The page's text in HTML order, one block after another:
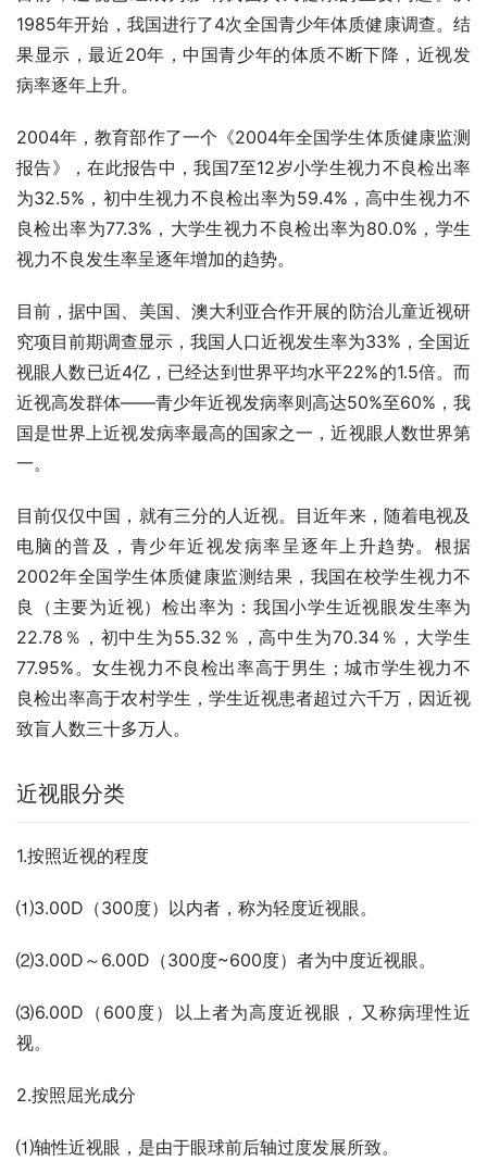
1985年开始，我国进行了4次全国青少年体质健康调查。结
果显示，最近20年，中国青少年的体质不断下降，近视发
病率逐年上升。
2004年，教育部作了一个《2004年全国学生体质健康监测
报告》，在此报告中，我国7至12岁小学生视力不良检出率
为32.5%，初中生视力不良检出率为59.4%，高中生视力不
良检出率为77.3%，大学生视力不良检出率为80.0%，学生
视力不良发生率呈逐年增加的趋势。
目前，据中国、美国、澳大利亚合作开展的防治儿童近视研
究项目前期调查显示，我国人口近视发生率为33%，全国近
视眼人数已近4亿，已经达到世界平均水平22%的1.5倍。而
近视高发群体——青少年近视发病率则高达50%至60%，我
国是世界上近视发病率最高的国家之一，近视眼人数世界第
一。
目前仅仅中国，就有三分的人近视。目近年来，随着电视及
电脑的普及，青少年近视发病率呈逐年上升趋势。根据
2002年全国学生体质健康监测结果，我国在校学生视力不
良（主要为近视）检出率为：我国小学生近视眼发生率为
22.78％，初中生为55.32％，高中生为70.34％，大学生
77.95%。女生视力不良检出率高于男生；城市学生视力不
良检出率高于农村学生，学生近视患者超过六千万，因近视
致盲人数三十多万人。
近视眼分类
1.按照近视的程度
⑴3.00D（300度）以内者，称为轻度近视眼。
⑵3.00D～6.00D（300度~600度）者为中度近视眼。
⑶6.00D（600度）以上者为高度近视眼，又称病理性近
视。
2.按照屈光成分
⑴轴性近视眼，是由于眼球前后轴过度发展所致。